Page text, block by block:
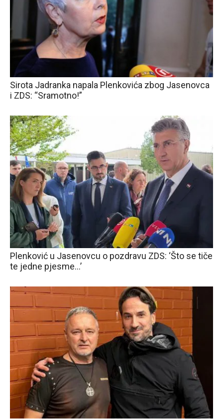
Sirota Jadranka napala Plenkovića zbog Jasenovca
i ZDS: “Sramotno!”
Plenković u Jasenovcu o pozdravu ZDS: ‘Što se tiče
te jedne pjesme…’